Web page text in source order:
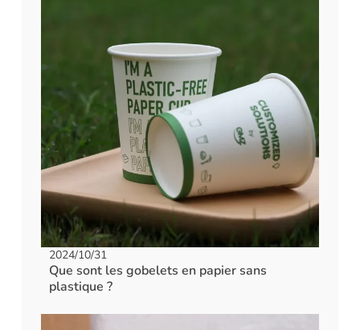
2024/10/31
Que sont les gobelets en papier sans
plastique ?